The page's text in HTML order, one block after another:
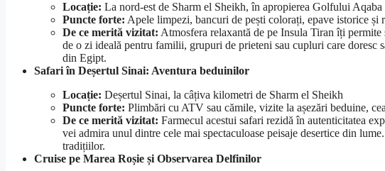
Locație: La nord-est de Sharm el Sheikh, în apropierea Golfului Aqaba
Puncte forte: Apele limpezi, bancuri de pești colorați, epave istorice și
De ce merită vizitat: Atmosfera relaxantă de pe Insula Tiran îți
de o zi ideală pentru familii, grupuri de prieteni sau cupluri care doresc
din Egipt.
Safari în Deșertul Sinai: Aventura beduinilor
Locație: Deșertul Sinai, la câțiva kilometri de Sharm el Sheikh
Puncte forte: Plimbări cu ATV sau cămile, vizite la așezări beduine,
De ce merită vizitat: Farmecul acestui safari rezidă în autenticitatea
vei admira unul dintre cele mai spectaculoase peisaje desertice din
tradițiilor.
Cruise pe Marea Roșie și Observarea Delfinilor